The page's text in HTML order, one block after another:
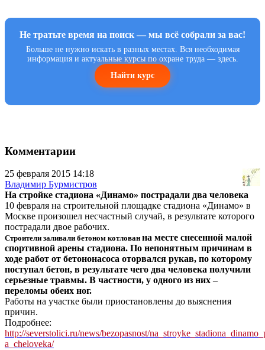
Не тратьте время на поиск — мы всё собрали за вас!
Больше не нужно искать в разных местах. Вся необходимая
информация и актуальные курсы по охране труда — здесь.
Найти курс
Комментарии
25 февраля 2015 14:18
Владимир Бурмистров
На стройке стадиона «Динамо» пострадали два человека
10 февраля на строительной площадке стадиона «Динамо» в
Москве произошел несчастный случай, в результате которого
пострадали двое рабочих.
Строители заливали бетоном котлован на месте снесенной малой
спортивной арены стадиона. По непонятным причинам в
ходе работ от бетононасоса оторвался рукав, по которому
поступал бетон, в результате чего два человека получили
серьезные травмы. В частности, у одного из них –
переломы обеих ног.
Работы на участке были приостановлены до выяснения
причин.
Подробнее:
http://severstolici.ru/news/bezopasnost/
­a_cheloveka/